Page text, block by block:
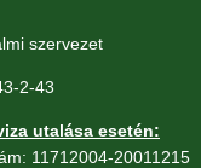
szervezet
2-43
utalása esetén:
11712004-20011215